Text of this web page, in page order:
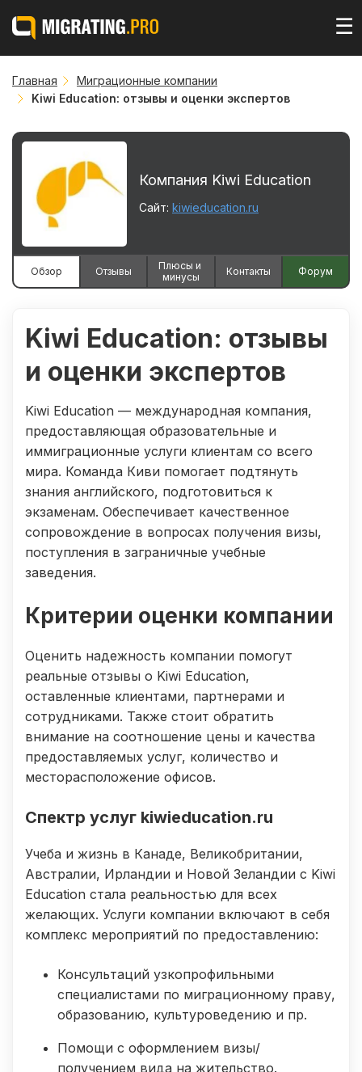
☰
Главная
Миграционные компании
Kiwi Education: отзывы и оценки экспертов
Компания Kiwi Education
Сайт: kiwieducation.ru
Обзор Отзывы
Плюсы и
минусы
Контакты Форум
Kiwi Education: отзывы
и оценки экспертов
Kiwi Education — международная компания,
предоставляющая образовательные и
иммиграционные услуги клиентам со всего
мира. Команда Киви помогает подтянуть
знания английского, подготовиться к
экзаменам. Обеспечивает качественное
сопровождение в вопросах получения визы,
поступления в заграничные учебные
заведения.
Критерии оценки компании
Оценить надежность компании помогут
реальные отзывы о Kiwi Education,
оставленные клиентами, партнерами и
сотрудниками. Также стоит обратить
внимание на соотношение цены и качества
предоставляемых услуг, количество и
месторасположение офисов.
Спектр услуг kiwieducation.ru
Учеба и жизнь в Канаде, Великобритании,
Австралии, Ирландии и Новой Зеландии с Kiwi
Education стала реальностью для всех
желающих. Услуги компании включают в себя
комплекс мероприятий по предоставлению:
Консультаций узкопрофильными
специалистами по миграционному праву,
образованию, культуроведению и пр.
Помощи с оформлением визы/
получением вида на жительство.